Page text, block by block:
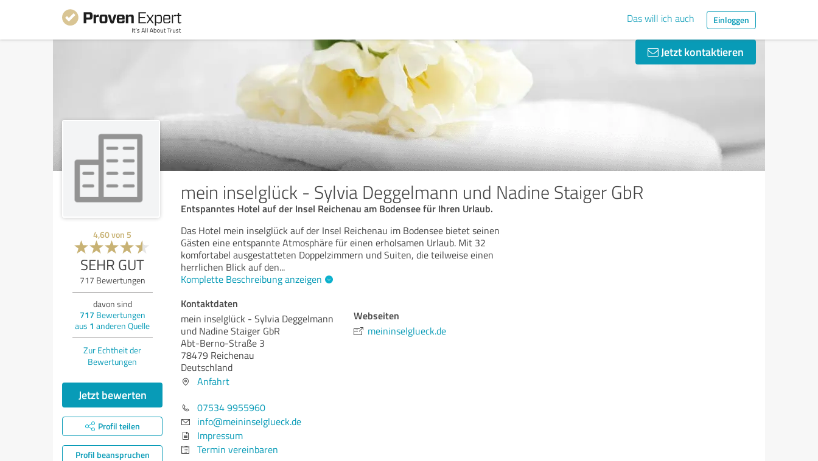
Das will ich auch Einloggen
Jetzt kontaktieren
mein inselglück - Sylvia Deggelmann und Nadine Staiger GbR
Entspanntes Hotel auf der Insel Reichenau am Bodensee für Ihren Urlaub.
4,60von 5
SEHR GUT
717 Bewertungen
davon sind
717 Bewertungen
aus 1 anderen Quelle
Zur Echtheit der
Bewertungen
Jetzt bewerten
Profil teilen
Profil beanspruchen
Das Hotel mein inselglück auf der Insel Reichenau im Bodensee bietet seinen
Gästen eine entspannte Atmosphäre für einen erholsamen Urlaub. Mit 32
komfortabel ausgestatteten Doppelzimmern und Suiten, die teilweise einen
herrlichen Blick auf den...
Komplette Beschreibung anzeigen
Kontaktdaten
mein inselglück - Sylvia Deggelmann
und Nadine Staiger GbR
Abt-Berno-Straße 3
78479 Reichenau
Deutschland
Anfahrt
07534 9955960
info@meininselglueck.de
Impressum
Termin vereinbaren
Webseiten
meininselglueck.de